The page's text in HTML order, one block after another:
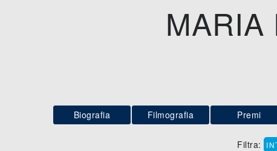
MARIA
Biografia Filmografia Premi
Filtra: